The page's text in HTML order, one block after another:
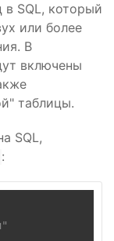
в SQL, который
или более
В
включены
таблицы.
SQL,
: